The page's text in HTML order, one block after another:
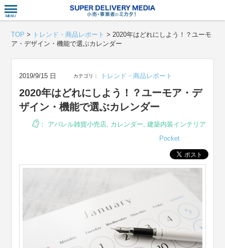
TOP > トレンド・商品レポート >2020年はどれにしよう！？ユーモ
ア・デザイン・機能で選ぶカレンダー
2019/9/15 日 カテゴリ： トレンド・商品レポート
2020年はどれにしよう！？ユーモア・デ
ザイン・機能で選ぶカレンダー
： アパレル雑貨小売店, カレンダー, 建築内装インテリア
Pocket